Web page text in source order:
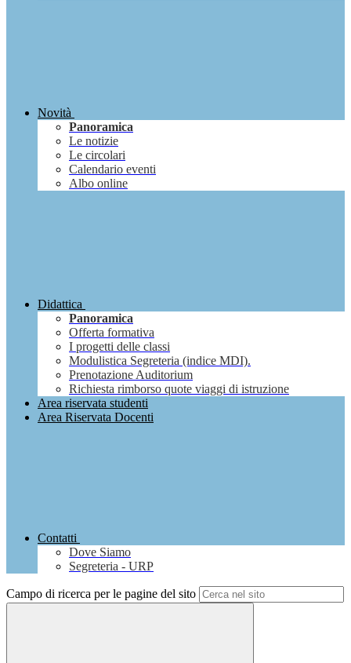
Novità
Panoramica
Le notizie
Le circolari
Calendario eventi
Albo online
Didattica
Panoramica
Offerta formativa
I progetti delle classi
Modulistica Segreteria (indice MDI).
Prenotazione Auditorium
Richiesta rimborso quote viaggi di istruzione
Area riservata studenti
Area Riservata Docenti
Contatti
Dove Siamo
Segreteria - URP
Campo di ricerca per le pagine del sito